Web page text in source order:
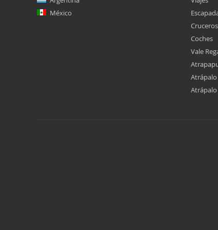
México
Cruceros
Coches
Vale
Atrápalo